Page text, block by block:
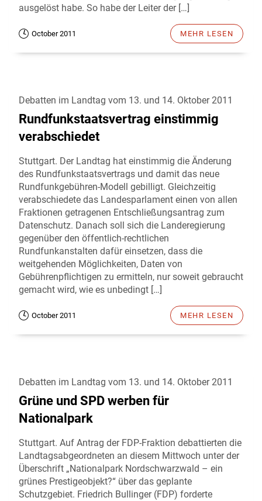
ausgelöst habe. So habe der Leiter der […]
October 2011 MEHR LESEN
Debatten im Landtag vom 13. und 14. Oktober 2011
Rundfunkstaatsvertrag einstimmig
verabschiedet
Stuttgart. Der Landtag hat einstimmig die Änderung
des Rundfunkstaatsvertrags und damit das neue
Rundfunkgebühren-Modell gebilligt. Gleichzeitig
verabschiedete das Landesparlament einen von allen
Fraktionen getragenen Entschließungsantrag zum
Datenschutz. Danach soll sich die Landeregierung
gegenüber den öffentlich-rechtlichen
Rundfunkanstalten dafür einsetzen, dass die
weitgehenden Möglichkeiten, Daten von
Gebührenpflichtigen zu ermitteln, nur soweit gebraucht
gemacht wird, wie es unbedingt […]
October 2011 MEHR LESEN
Debatten im Landtag vom 13. und 14. Oktober 2011
Grüne und SPD werben für
Nationalpark
Stuttgart. Auf Antrag der FDP-Fraktion debattierten die
Landtagsabgeordneten an diesem Mittwoch unter der
Überschrift „Nationalpark Nordschwarzwald – ein
grünes Prestigeobjekt?“ über das geplante
Schutzgebiet. Friedrich Bullinger (FDP) forderte